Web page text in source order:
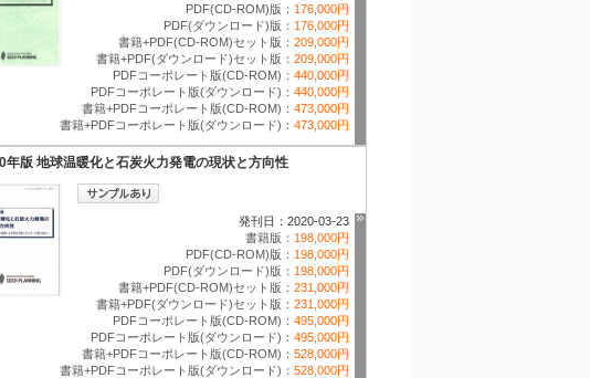
PDF(CD-ROM)版： 176,000円
PDF(ダウンロード)版： 176,000円
書籍+PDF(CD-ROM)セット版： 209,000円
書籍+PDF(ダウンロード)セット版： 209,000円
PDFコーポレート版(CD-ROM)： 440,000円
PDFコーポレート版(ダウンロード)： 440,000円
書籍+PDFコーポレート版(CD-ROM)： 473,000円
書籍+PDFコーポレート版(ダウンロード)： 473,000円
年版 地球温暖化と石炭火力発電の現状と方向性
発刊日：2020-03-23
書籍版： 198,000円
PDF(CD-ROM)版： 198,000円
PDF(ダウンロード)版： 198,000円
書籍+PDF(CD-ROM)セット版： 231,000円
書籍+PDF(ダウンロード)セット版： 231,000円
PDFコーポレート版(CD-ROM)： 495,000円
PDFコーポレート版(ダウンロード)： 495,000円
書籍+PDFコーポレート版(CD-ROM)： 528,000円
書籍+PDFコーポレート版(ダウンロード)： 528,000円